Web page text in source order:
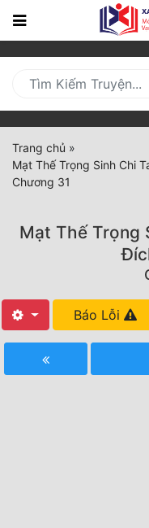
Trang
Mới
Cập
Nhật
(current)
BXH
Truyện Mới Ra
Hoàn Thành
Trang chủ »
Mạt Thế Trọng Sinh Chi
Chương 31
Mạt Thế Trọng
Báo Lỗi